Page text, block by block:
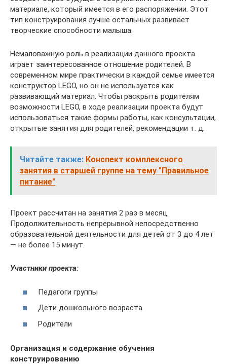
материале, который имеется в его распоряжении. Этот
тип конструирования лучше остальных развивает
творческие способности малыша.
Немаловажную роль в реализации данного проекта
играет заинтересованное отношение родителей. В
современном мире практически в каждой семье имеется
конструктор LEGO, но он не используется как
развивающий материал. Чтобы раскрыть родителям
возможности LEGO, в ходе реализации проекта будут
использоваться такие формы работы, как консультации,
открытые занятия для родителей, рекомендации т. д.
Читайте также: Конспект комплексного
занятия в старшей группе на тему "Правильное
питание"
Проект рассчитан на занятия 2 раз в месяц.
Продолжительность непрерывной непосредственно
образовательной деятельности для детей от 3 до 4 лет
— не более 15 минут.
Участники проекта:
Педагоги группы
Дети дошкольного возраста
Родители
Организация и содержание обучения
конструированию